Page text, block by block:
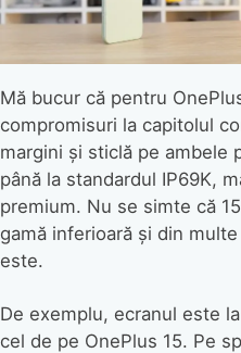
Mă bucur că pentru
compromisuri la capitolul
margini și sticlă pe ambele
până la standardul IP69K,
premium. Nu se simte că
gamă inferioară și din
este.
De exemplu, ecranul este
cel de pe OnePlus 15. Pe